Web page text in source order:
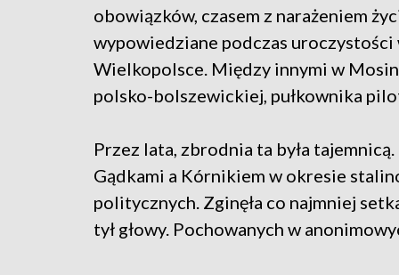
obowiązków, czasem z narażeniem
wypowiedziane podczas
Wielkopolsce. Między innymi w
polsko-bolszewickiej, pułkownika
Przez lata, zbrodnia ta była
Gądkami a Kórnikiem w okresie
politycznych. Zginęła co najmniej
tył głowy. Pochowanych w